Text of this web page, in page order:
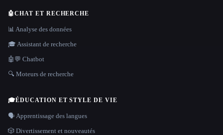
🤖CHAT ET RECHERCHE
📊 Analyse des données
🎓 Assistant de recherche
🤖💬 Chatbot
🔍 Moteurs de recherche
🎓ÉDUCATION ET STYLE DE VIE
🗣️ Apprentissage des langues
🎲 Divertissement et nouveautés